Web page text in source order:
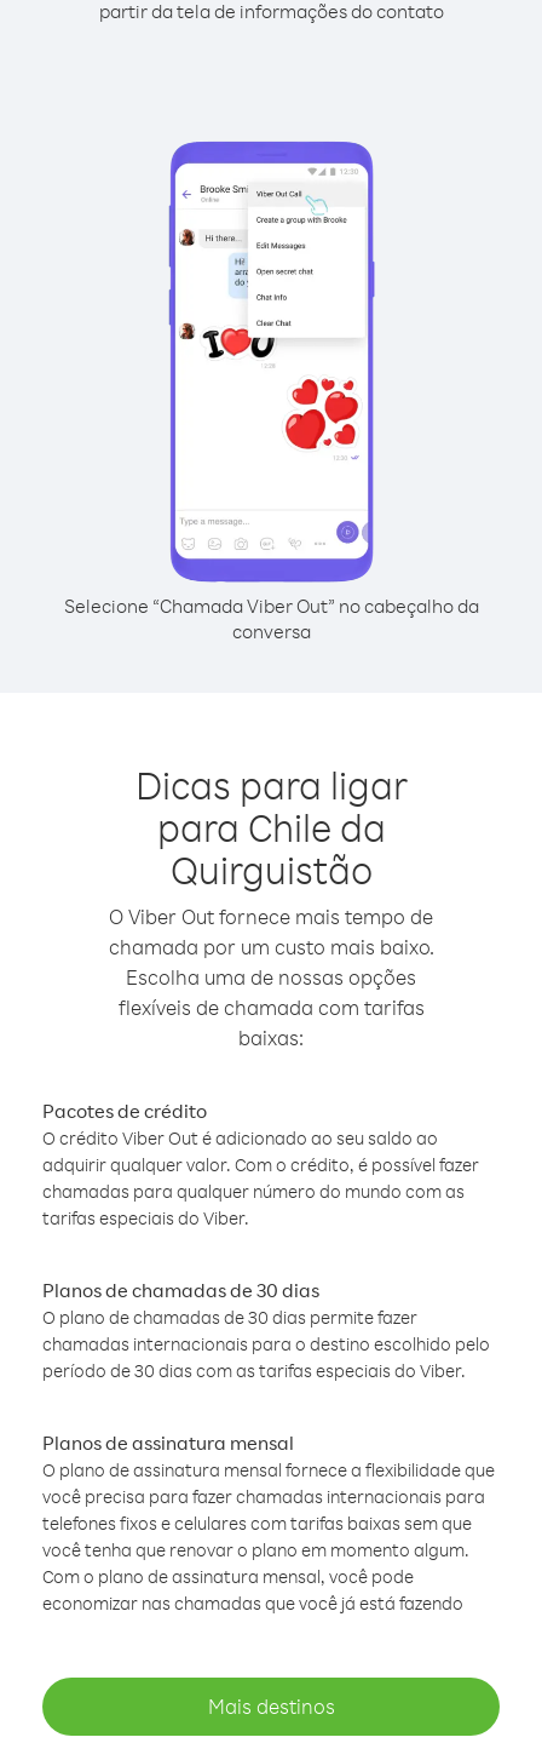
partir da tela de informações do contato
Selecione “Chamada Viber Out” no cabeçalho da
conversa
Dicas para ligar
para Chile da
Quirguistão
O Viber Out fornece mais tempo de
chamada por um custo mais baixo.
Escolha uma de nossas opções
flexíveis de chamada com tarifas
baixas:
Pacotes de crédito
O crédito Viber Out é adicionado ao seu saldo ao
adquirir qualquer valor. Com o crédito, é possível fazer
chamadas para qualquer número do mundo com as
tarifas especiais do Viber.
Planos de chamadas de 30 dias
O plano de chamadas de 30 dias permite fazer
chamadas internacionais para o destino escolhido pelo
período de 30 dias com as tarifas especiais do Viber.
Planos de assinatura mensal
O plano de assinatura mensal fornece a flexibilidade que
você precisa para fazer chamadas internacionais para
telefones fixos e celulares com tarifas baixas sem que
você tenha que renovar o plano em momento algum.
Com o plano de assinatura mensal, você pode
economizar nas chamadas que você já está fazendo
Mais destinos